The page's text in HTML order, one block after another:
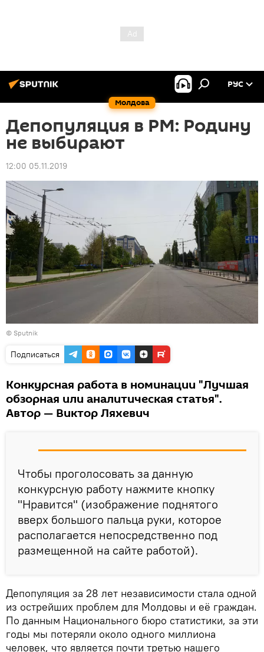
Молдова
РУС
Депопуляция в РМ: Родину
не выбирают
12:00 05.11.2019
© Sputnik
Подписаться
Конкурсная работа в номинации "Лучшая
обзорная или аналитическая статья".
Автор — Виктор Ляхевич
Чтобы проголосовать за данную
конкурсную работу нажмите кнопку
"Нравится" (изображение поднятого
вверх большого пальца руки, которое
располагается непосредственно под
размещенной на сайте работой).
Депопуляция за 28 лет независимости стала одной
из острейших проблем для Молдовы и её граждан.
По данным Национального бюро статистики, за эти
годы мы потеряли около одного миллиона
человек, что является почти третью нашего